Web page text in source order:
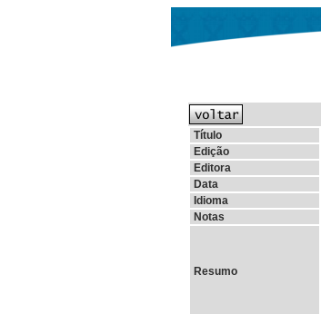
Título
Edição
Editora
Data
Idioma
Notas
Resumo